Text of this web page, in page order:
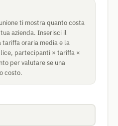
ti mostra quanto costa
azienda. Inserisci il
oraria media e la
partecipanti × tariffa ×
per valutare se una
costo.